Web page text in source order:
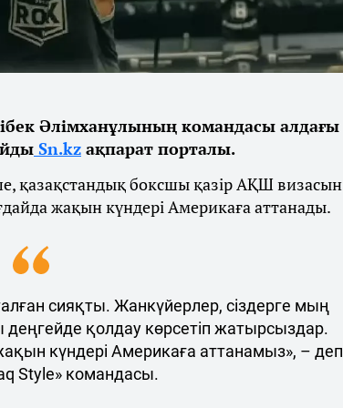
Әлімханұлының командасы алдағы
Sn.kz ақпарат порталы.
қазақстандық боксшы қазір АҚШ визасын
жақын күндері Америкаға аттанады.
сияқты. Жанкүйерлер, сіздерге мың
қолдау көрсетіп жатырсыздар.
күндері Америкаға аттанамыз», – деп
Style» командасы.